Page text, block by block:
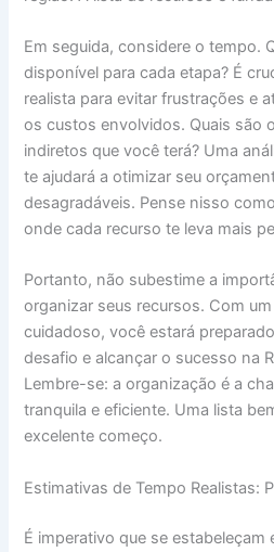
Em seguida, considere o tempo.
disponível para cada etapa? É
realista para evitar frustrações e
os custos envolvidos. Quais são
indiretos que você terá? Uma
te ajudará a otimizar seu
desagradáveis. Pense nisso
onde cada recurso te leva mais
Portanto, não subestime a
organizar seus recursos. Com
cuidadoso, você estará
desafio e alcançar o sucesso na
Lembre-se: a organização é a
tranquila e eficiente. Uma lista
excelente começo.
Estimativas de Tempo Realistas:
É imperativo que se